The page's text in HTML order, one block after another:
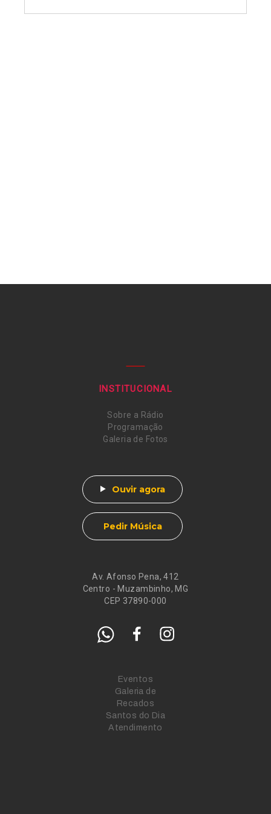
Av. Afonso Pena, 412
Centro - Muzambinho, MG
CEP 37890-000
INSTITUCIONAL
Sobre a Rádio
Programação
Galeria de Fotos
Eventos
Galeria de
Recados
Santos do Dia
Atendimento
Ouvir agora
Pedir Música